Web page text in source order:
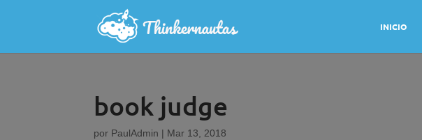
INICIO
book judge
por PaulAdmin | Mar 13, 2018